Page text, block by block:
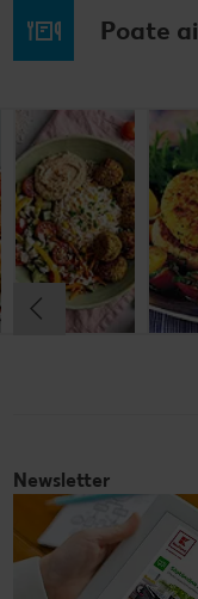
Poate
Prăjitură de
mere
nemțească
Cel mult 60 minute
Simplu
piure de
chives
Cel mult
Newsletter